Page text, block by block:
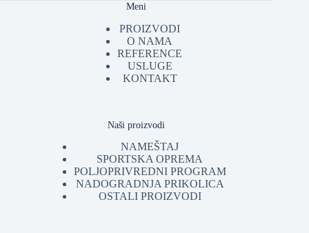
Meni
PROIZVODI
O NAMA
REFERENCE
USLUGE
KONTAKT
Naši proizvodi
NAMEŠTAJ
SPORTSKA OPREMA
POLJOPRIVREDNI PROGRAM
NADOGRADNJA PRIKOLICA
OSTALI PROIZVODI